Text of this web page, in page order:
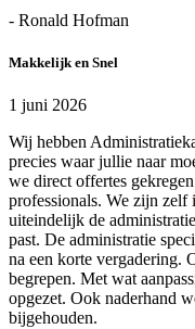
- Ronald Hofman
Makkelijk en Snel
1 juni 2026
Wij hebben
precies waar jullie naar
we direct offertes
professionals. We zijn zelf
uiteindelijk de
past. De administratie
na een korte vergadering.
begrepen. Met wat
opgezet. Ook naderhand
bijgehouden.